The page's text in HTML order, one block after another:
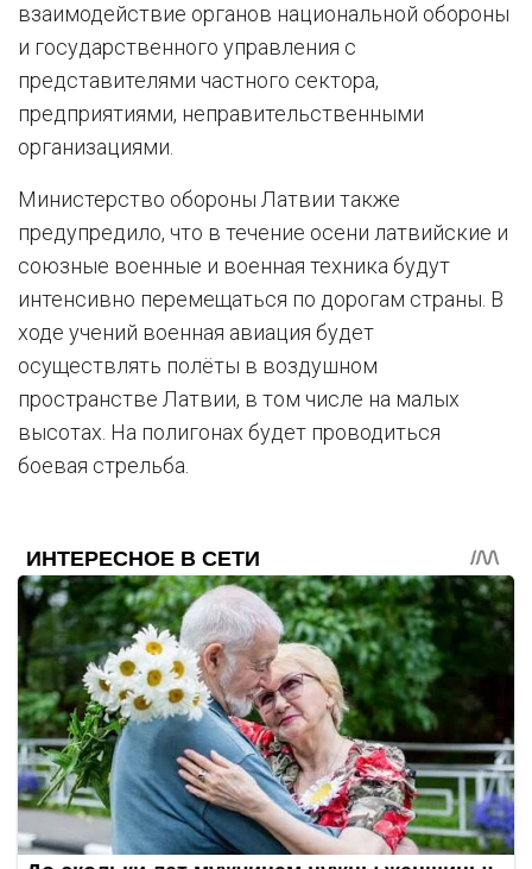
взаимодействие органов национальной обороны
и государственного управления с
представителями частного сектора,
предприятиями, неправительственными
организациями.
Министерство обороны Латвии также
предупредило, что в течение осени латвийские и
союзные военные и военная техника будут
интенсивно перемещаться по дорогам страны. В
ходе учений военная авиация будет
осуществлять полёты в воздушном
пространстве Латвии, в том числе на малых
высотах. На полигонах будет проводиться
боевая стрельба.